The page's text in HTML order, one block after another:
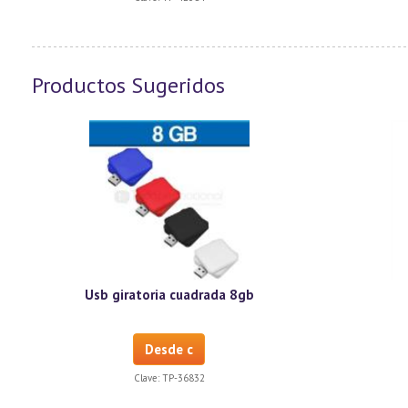
Productos Sugeridos
Usb giratoria cuadrada 8gb
Desde c
Clave: TP-36832